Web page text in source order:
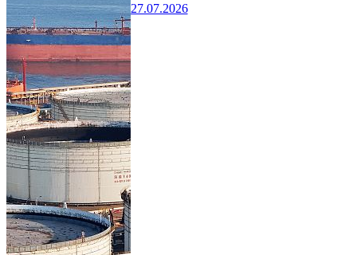
27.07.2026